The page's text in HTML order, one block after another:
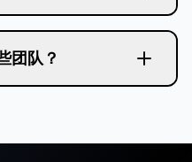
或改写。
：你可以在系统里看
对照他在 Attribuly 里
团队？